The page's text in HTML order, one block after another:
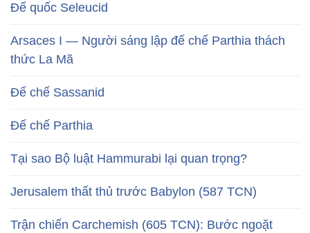
Đế quốc Seleucid
Arsaces I — Người sáng lập đế chế Parthia thách
thức La Mã
Đế chế Sassanid
Đế chế Parthia
Tại sao Bộ luật Hammurabi lại quan trọng?
Jerusalem thất thủ trước Babylon (587 TCN)
Trận chiến Carchemish (605 TCN): Bước ngoặt